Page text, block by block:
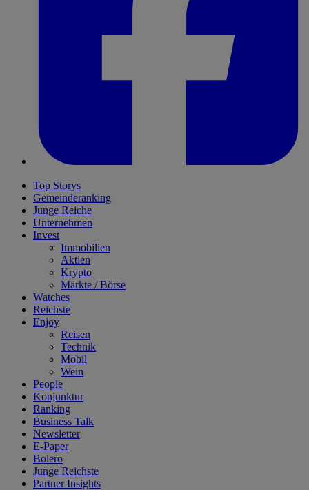
Top Storys
Gemeinderanking
Junge Reiche
Unternehmen
Invest
Immobilien
Aktien
Krypto
Märkte / Börse
Watches
Reichste
Enjoy
Reisen
Technik
Mobil
Wein
People
Konjunktur
Ranking
Business Talk
Newsletter
E-Paper
Bolero
Junge Reichste
Partner Insights